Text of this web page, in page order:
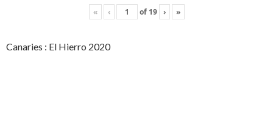
« ‹ of 19 › »
Canaries : El Hierro 2020